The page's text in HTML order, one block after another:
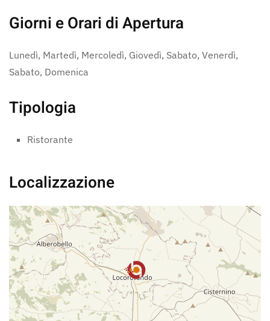
Giorni e Orari di Apertura
Lunedì, Martedì, Mercoledì, Giovedì, Sabato, Venerdì,
Sabato, Domenica
Tipologia
Ristorante
Localizzazione